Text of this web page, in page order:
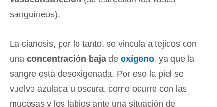
sanguíneos).
La cianosis, por lo tanto, se vincula a tejidos con
una concentración baja de oxígeno, ya que la
sangre está desoxigenada. Por eso la piel se
vuelve azulada u oscura, como ocurre con las
mucosas y los labios ante una situación de